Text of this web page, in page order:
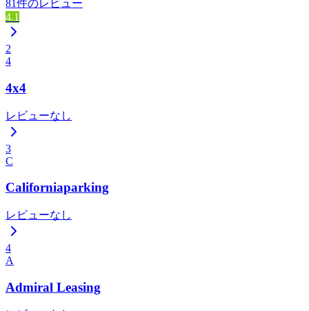
81件のレビュー
4.1
2
4
4x4
レビューなし
3
C
Californiaparking
レビューなし
4
A
Admiral Leasing